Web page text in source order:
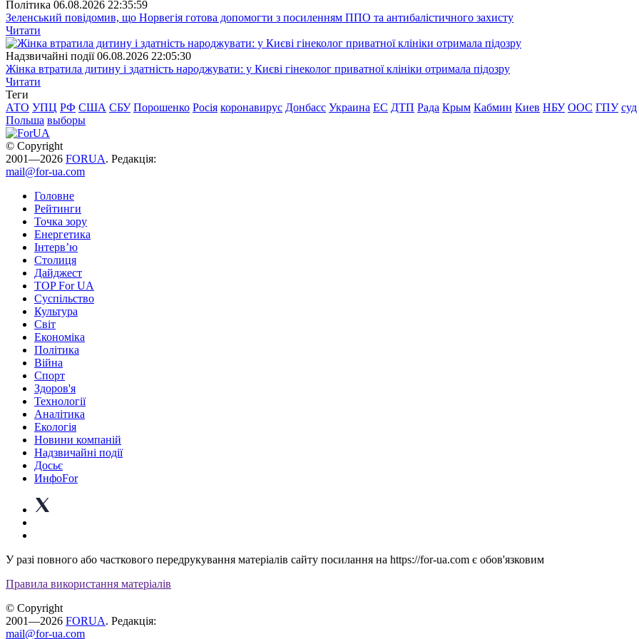
Полiтика 06.08.2026 22:35:59
Зеленський повідомив, що Норвегія готова допомогти з посиленням ППО та антибалістичного захисту
Читати
Надзвичайні події 06.08.2026 22:05:30
Жінка втратила дитину і здатність народжувати: у Києві гінеколог приватної клініки отримала підозру
Читати
Теги
АТО УПЦ РФ США СБУ Порошенко Росія коронавирус Донбасс Украина ЕС ДТП Рада Крым Кабмин Киев НБУ ООС ГПУ суд
Польша выборы
© Copyright
2001—2026 FORUA. Редакція:
mail@for-ua.com
Головне
Рейтинги
Точка зору
Енергетика
Інтерв’ю
Столиця
Дайджест
TOP For UA
Суспiльство
Культура
Світ
Економіка
Політика
Війна
Спорт
Здоров'я
Технології
Аналітика
Екологія
Новини компаній
Надзвичайні події
Досьє
ИнфоFor
У разі повного або часткового передрукування матеріалів сайту посилання на https://for-ua.com є обов'язковим
Правила використання матеріалів
© Copyright
2001—2026 FORUA. Редакція:
mail@for-ua.com